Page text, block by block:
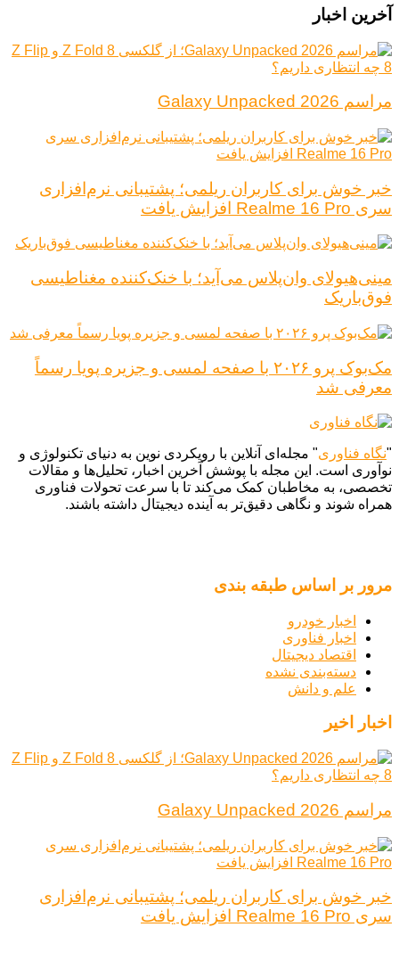
آخرین اخبار
مراسم Galaxy Unpacked 2026
خبر خوش برای کاربران ریلمی؛ پشتیبانی نرم‌افزاری
سری Realme 16 Pro افزایش یافت
مینی‌هیولای وان‌پلاس می‌آید؛ با خنک‌کننده مغناطیسی
فوق‌باریک
مک‌بوک پرو ۲۰۲۶ با صفحه لمسی و جزیره پویا رسماً
معرفی شد
"نگاه فناوری" مجله‌ای آنلاین با رویکردی نوین به دنیای تکنولوژی و
نوآوری است. این مجله با پوشش آخرین اخبار، تحلیل‌ها و مقالات
تخصصی، به مخاطبان کمک می‌کند تا با سرعت تحولات فناوری
همراه شوند و نگاهی دقیق‌تر به آینده دیجیتال داشته باشند.
مرور بر اساس طبقه بندی
اخبار خودرو
اخبار فناوری
اقتصاد دیجیتال
دسته‌بندی نشده
علم و دانش
اخبار اخیر
مراسم Galaxy Unpacked 2026
خبر خوش برای کاربران ریلمی؛ پشتیبانی نرم‌افزاری
سری Realme 16 Pro افزایش یافت